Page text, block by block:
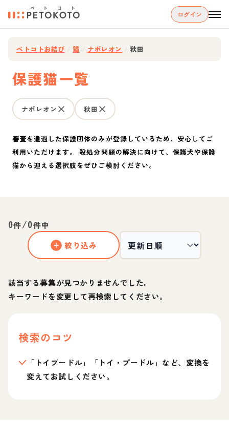
ログイン
ペトコトお結び 猫 ナポレオン 秋田
保護猫一覧
ナポレオン 秋田
審査を通過した保護団体のみが登録しているため、安心してご
利用いただけます。 殺処分問題の解決に向けて、保護犬や保護
猫から迎える選択肢をぜひご検討ください。
0件/0件中
絞り込み
該当する募集が見つかりませんでした。
キーワードを変更して再検索してください。
検索のコツ
「トイプードル」「トイ・プードル」など、変換を
変えてお試しください。